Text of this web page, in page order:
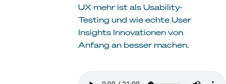
UX mehr ist als Usability-
Testing und wie echte User
Insights Innovationen von
Anfang an besser machen.